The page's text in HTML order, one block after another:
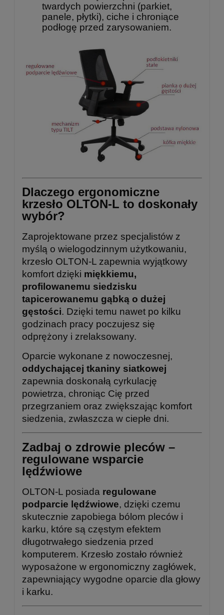
twardych powierzchni (parkiet,
panele, płytki), ciche i chroniące
podłogę przed zarysowaniem.
Dlaczego ergonomiczne
krzesło OLTON-L to doskonały
wybór?
Zaprojektowane przez specjalistów z
myślą o wielogodzinnym użytkowaniu,
krzesło OLTON-L zapewnia wyjątkowy
komfort dzięki miękkiemu,
profilowanemu siedzisku
tapicerowanemu gąbką o dużej
gęstości. Dzięki temu nawet po kilku
godzinach pracy poczujesz się
odprężony i zrelaksowany.
Oparcie wykonane z nowoczesnej,
oddychającej tkaniny siatkowej
zapewnia doskonałą cyrkulację
powietrza, chroniąc Cię przed
przegrzaniem oraz zwiększając komfort
siedzenia, zwłaszcza w ciepłe dni.
Zadbaj o zdrowie pleców –
regulowane wsparcie
lędźwiowe
OLTON-L posiada regulowane
podparcie lędźwiowe, dzięki czemu
skutecznie zapobiega bólom pleców i
karku, które są częstym efektem
długotrwałego siedzenia przed
komputerem. Krzesło zostało również
wyposażone w ergonomiczny zagłówek,
zapewniający wygodne oparcie dla głowy
i karku.